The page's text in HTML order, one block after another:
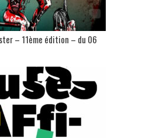
– 11ème édition – du 06